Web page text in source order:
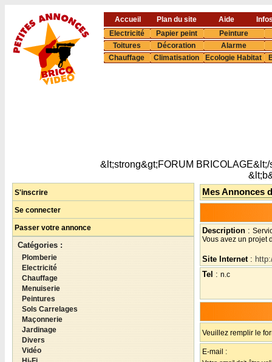
Accueil Plan du site Aide
Electricité
Papier peint
Peinture
Toitures
Décoration
Alarme
Chauffage
Climatisation Ecologie Habitat
&lt;strong&gt;FORUM
S'inscrire
Se connecter
Passer votre annonce
Catégories :
Plomberie
Electricité
Chauffage
Menuiserie
Peintures
Sols Carrelages
Maçonnerie
Jardinage
Divers
Vidéo
Mes Annonces
Description :
Vous avez un projet
Site Internet:
Tel : n.c
Veuillez remplir le
E-mail :